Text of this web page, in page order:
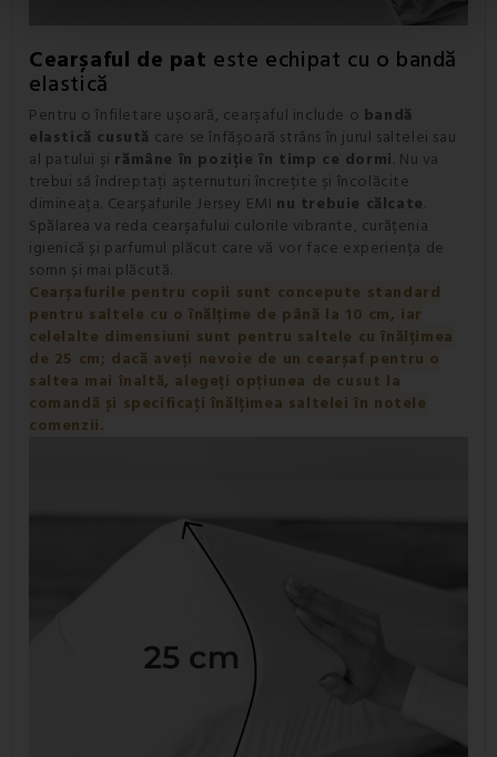
Cearșaful de pat este echipat cu o bandă
elastică
Pentru o înfiletare ușoară, cearșaful include o bandă
elastică cusută care se înfășoară strâns în jurul saltelei sau
al patului și rămâne în poziție în timp ce dormi. Nu va
trebui să îndreptați așternuturi încrețite și încolăcite
dimineața. Cearșafurile Jersey EMI nu trebuie călcate.
Spălarea va reda cearșafului culorile vibrante, curățenia
igienică și parfumul plăcut care vă vor face experiența de
somn și mai plăcută.
Cearșafurile pentru copii sunt concepute standard
pentru saltele cu o înălțime de până la 10 cm, iar
celelalte dimensiuni sunt pentru saltele cu înălțimea
de 25 cm; dacă aveți nevoie de un cearșaf pentru o
saltea mai înaltă, alegeți opțiunea de cusut la
comandă și specificați înălțimea saltelei în notele
comenzii.